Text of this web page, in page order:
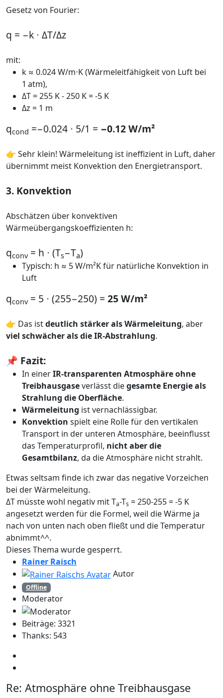
Gesetz von Fourier:
q = −k ⋅ ΔT/Δz
mit:
k ≈ 0.024 W/m⋅K (Wärmeleitfähigkeit von Luft bei
1 atm),
ΔT = 255 K - 250 K = -5 K
Δz = 1 m
qcond =−0.024 ⋅ 5/1 = −0.12 W/m²
👉 Sehr klein! Wärmeleitung ist ineffizient in Luft, daher
übernimmt meist Konvektion den Energietransport.
3. Konvektion
Abschätzen über konvektiven
Wärmeübergangskoeffizienten h:
qconv​ = h ⋅ (Ts​−Ta​)
Typisch: h ≈ 5 W/m²K für natürliche Konvektion in
Luft
qconv​= 5 ⋅ (255−250) = 25 W/m²
👉 Das istdeutlich stärker als Wärmeleitung, aber
viel schwächer als die IR-Abstrahlung.
📌 Fazit:
In einerIR-transparenten Atmosphäre ohne
Treibhausgaseverlässt diegesamte Energie als
Strahlung die Oberfläche.
Wärmeleitung ist vernachlässigbar.
Konvektion spielt eine Rolle für den vertikalen
Transport in der unteren Atmosphäre, beeinflusst
das Temperaturprofil, nicht aber die
Gesamtbilanz, da die Atmosphäre nicht strahlt.
Etwas seltsam finde ich zwar das negative Vorzeichen
bei der Wärmeleitung.
ΔT müsste wohl negativ mit Ta-Ts = 250-255 = -5 K
angesetzt werden für die Formel, weil die Wärme ja
nach von unten nach oben fließt und die Temperatur
abnimmt^^.
Dieses Thema wurde gesperrt.
Rainer Raisch
Autor
Offline
Moderator
Beiträge: 3321
Thanks: 543
Re: Atmosphäre ohne Treibhausgase